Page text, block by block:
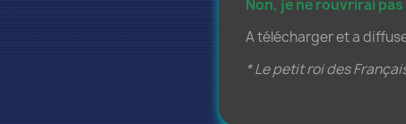
Non, je ne rouvrirai
A télécharger et a
* Le petit roi des